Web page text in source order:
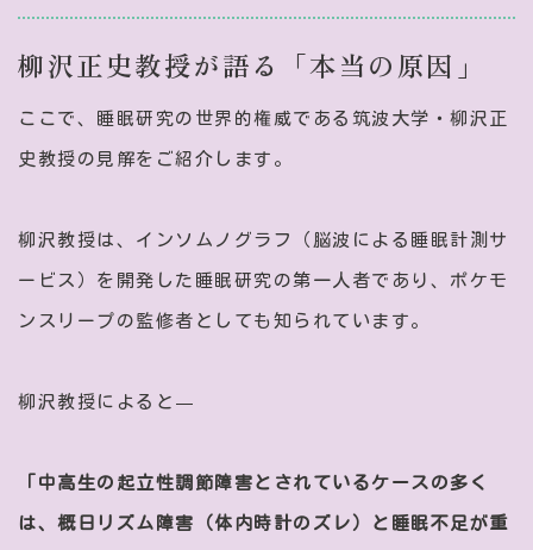
柳沢正史教授が語る「本当の原因」
ここで、睡眠研究の世界的権威である筑波大学・柳沢正
史教授の見解をご紹介します。
柳沢教授は、インソムノグラフ（脳波による睡眠計測サ
ービス）を開発した睡眠研究の第一人者であり、ポケモ
ンスリープの監修者としても知られています。
柳沢教授によると—
「中高生の起立性調節障害とされているケースの多く
は、概日リズム障害（体内時計のズレ）と睡眠不足が重